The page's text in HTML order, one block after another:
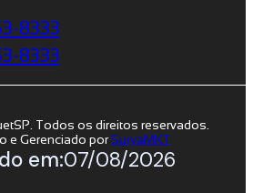
8333
8333
Todos os direitos reservados.
e Gerenciado porSuryaMKT
em:07/08/2026